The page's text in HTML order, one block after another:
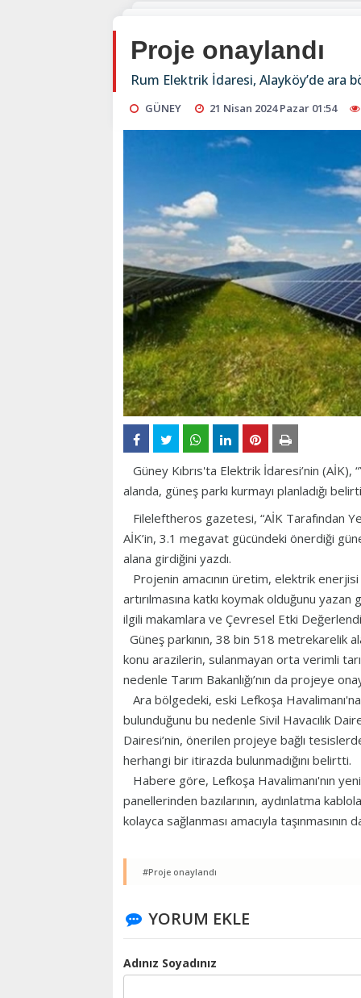
Proje onaylandı
Rum Elektrik İdaresi, Alayköy’de ara
GÜNEY 21 Nisan 2024 Pazar 01:54
Güney Kıbrıs'ta Elektrik İdaresi’nin
alanda, güneş parkı kurmayı planladığı
Fileleftheros gazetesi, “AİK Tarafından
AİK’in, 3.1 megavat gücündeki önerdiği
alana girdiğini yazdı.
Projenin amacının üretim, elektrik enerjisi
artırılmasına katkı koymak olduğunu
ilgili makamlara ve Çevresel Etki
Güneş parkının, 38 bin 518 metrekarelik
konu arazilerin, sulanmayan orta verimli
nedenle Tarım Bakanlığı’nın da projeye
Ara bölgedeki, eski Lefkoşa
bulunduğunu bu nedenle Sivil Havacılık
Dairesi’nin, önerilen projeye bağlı
herhangi bir itirazda bulunmadığını belirtti.
Habere göre, Lefkoşa Havalimanı'nın
panellerinden bazılarının, aydınlatma
kolayca sağlanması amacıyla taşınmasının
#Proje onaylandı
YORUM EKLE
Adınız Soyadınız